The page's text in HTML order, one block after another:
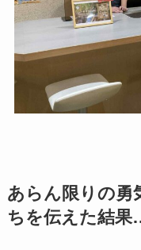
あらん限りの勇
ちを伝えた結